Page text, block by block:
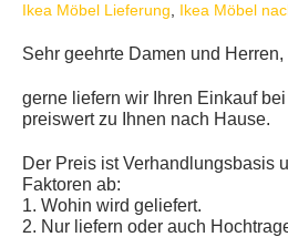
BLOG
UMZUGSKOSTEN
Ikea Möbel Lieferung
Ikea Möbel
Sehr geehrte Damen und Herren,
gerne liefern wir Ihren Einkauf
preiswert zu Ihnen nach Hause.
Der Preis ist Verhandlungsbasis
Faktoren ab:
1. Wohin wird geliefert.
2. Nur liefern oder auch